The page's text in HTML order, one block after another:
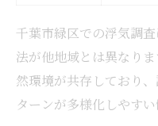
千葉市緑区での浮気調
法が他地域とは異なり
然環境が共存しており
ターンが多様化しやすい